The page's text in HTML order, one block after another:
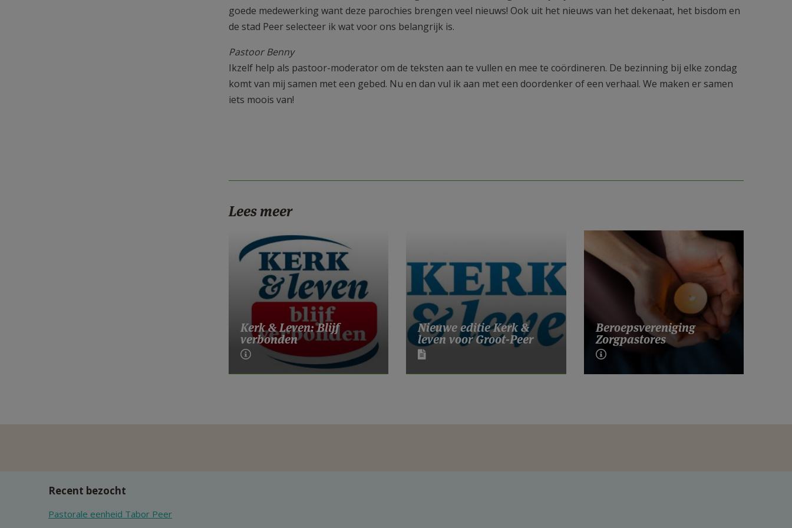
goede medewerking want deze parochies brengen veel nieuws! Ook uit het nieuws van het dekenaat, het bisdom en
de stad Peer selecteer ik wat voor ons belangrijk is.
Pastoor Benny
Ikzelf help als pastoor-moderator om de teksten aan te vullen en mee te coördineren. De bezinning bij elke zondag
komt van mij samen met een gebed. Nu en dan vul ik aan met een doordenker of een verhaal. We maken er samen
iets moois van!
Lees meer
Kerk & Leven: Blijf
verbonden
Nieuwe editie Kerk &
leven voor Groot-Peer
Beroepsvereniging
Zorgpastores
Recent bezocht
Pastorale eenheid Tabor Peer